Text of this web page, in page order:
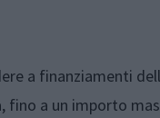
a finanziamenti
a un importo